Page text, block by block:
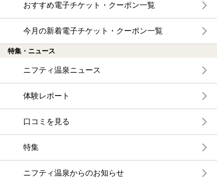
おすすめ電子チケット・クーポン一覧
今月の新着電子チケット・クーポン一覧
特集・ニュース
ニフティ温泉ニュース
体験レポート
口コミを見る
特集
ニフティ温泉からのお知らせ